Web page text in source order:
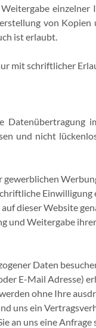
von
ist erlaubt.
mit schriftlicher
Datenübertragung
und nicht
dieser Website
und Weitergabe
Daten
E-Mail Adresse)
ohne Ihre
uns ein
an uns eine Anfrage